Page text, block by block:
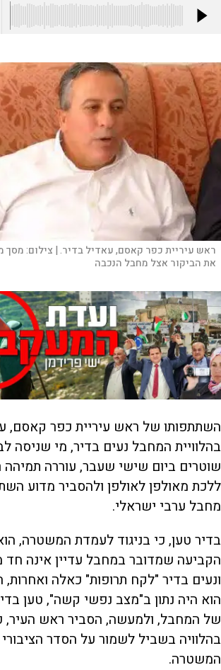
ראש עיריית כפר קאסם, עאדיל בדיר. | צילום:מסך
את הביקור אצל מחבל הנכבה
השתתפותו של ראש עיריית כפר קאסם,
בהלוויית המחבל נעים בדיר, מי שניסה
שוטרים ביום שישי שעבר, עוררה תמיהה
ללכת מאולפן לאולפן ולהסביר מדוע
מחבל ערבי ישראלי.
בדיר טען, כי בניגוד לעמדת המשטרה,
הקביעה שמדובר במחבל עדיין אינה חד
ונעים בדיר "לקח תרופות" כאלה
הוא היה נתון ב"מצב נפשי קשה", טען
של המחבל, ולמעשה, הסביר ראש העיר,
בהלוויה בשביל לשמור על הסדר
המשטרה.